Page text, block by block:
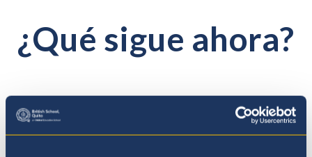
WhatsApp
¿Qué sigue ahora?